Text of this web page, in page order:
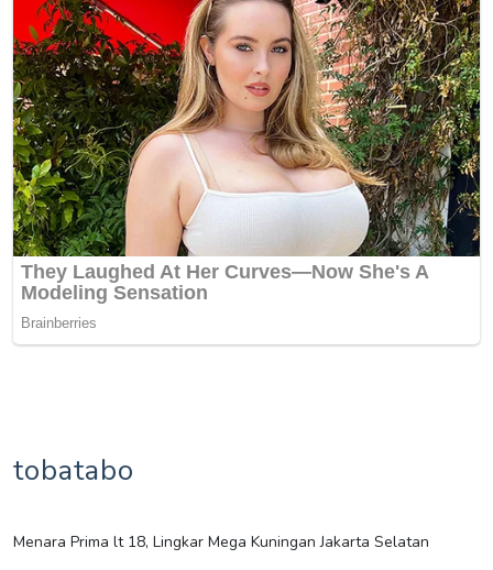
tobatabo
Menara Prima lt 18, Lingkar Mega Kuningan Jakarta Selatan